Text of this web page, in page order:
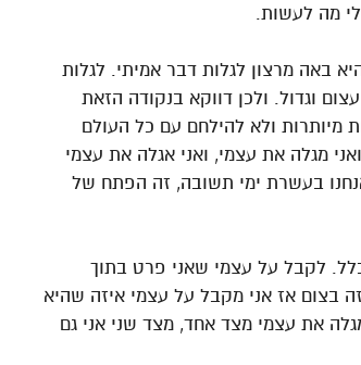
מה לעשות.
באה מרצון לגלות דבר אמיתי. לגלות
וגדול. ולכן דווקא בנקודה הזאת
מיותרות ולא להילחם עם כל העולם
מגלה את עצמי, ואני אגלה את עצמי
בעשרת ימי תשובה, זה הפתח של
לקבל על עצמי שאני פרט בתוך
בצום אז אני מקבל על עצמי איזה שהיא
את עצמי מצד אחד, מצד שני אני גם